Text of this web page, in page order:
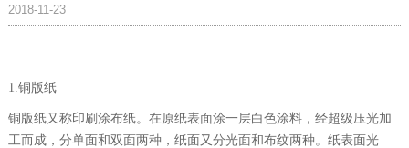
2018-11-23
1.铜版纸
铜版纸又称印刷涂布纸。在原纸表面涂一层白色涂料，经超级压光加
工而成，分单面和双面两种，纸面又分光面和布纹两种。纸表面光